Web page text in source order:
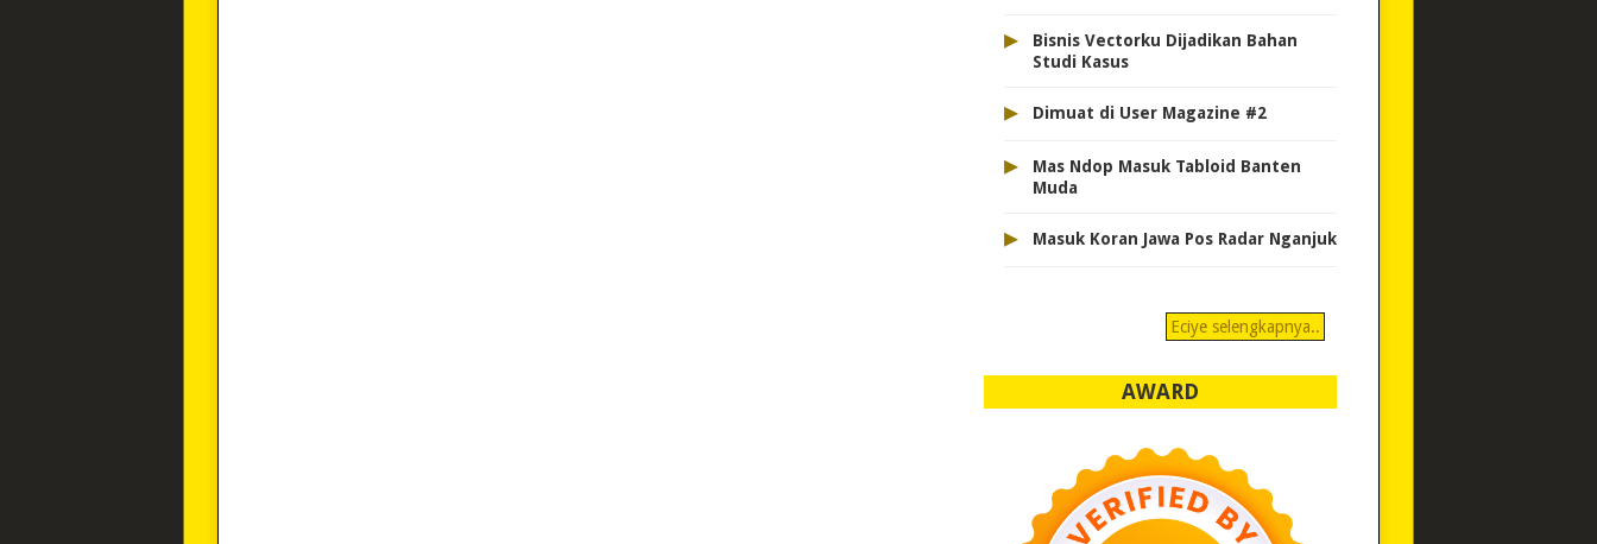
▸
Bisnis Vectorku Dijadikan Bahan
Studi Kasus
▸ Dimuat di User Magazine #2
▸
Mas Ndop Masuk Tabloid Banten
Muda
▸ Masuk Koran Jawa Pos Radar Nganjuk
Eciye selengkapnya..
AWARD